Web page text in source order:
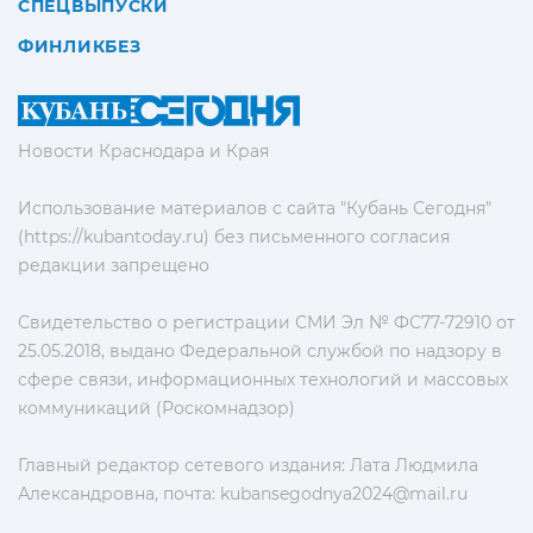
Новости Краснодара и Края
Использование материалов с сайта "Кубань Сегодня"
(https://kubantoday.ru) без письменного согласия
редакции запрещено
Свидетельство о регистрации СМИ Эл № ФС77-72910 от
25.05.2018, выдано Федеральной службой по надзору в
сфере связи, информационных технологий и массовых
коммуникаций (Роскомнадзор)
Главный редактор сетевого издания: Лата Людмила
Александровна, почта: kubansegodnya2024@mail.ru
СПЕЦВЫПУСКИ
ФИНЛИКБЕЗ